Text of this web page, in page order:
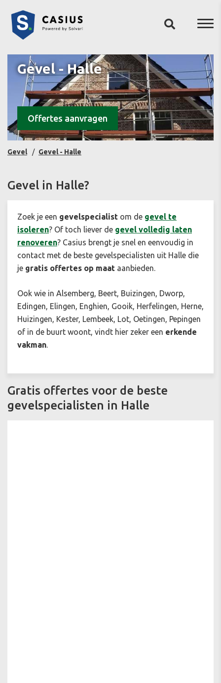
Gevel - Halle
Offertes aanvragen
Gevel Gevel - Halle
Gevel in Halle?
Zoek je een gevelspecialist om de gevel te
isoleren? Of toch liever de gevel volledig laten
renoveren? Casius brengt je snel en eenvoudig in
contact met de beste gevelspecialisten uit Halle die
je gratis offertes op maat aanbieden.
Ook wie in Alsemberg, Beert, Buizingen, Dworp,
Edingen, Elingen, Enghien, Gooik, Herfelingen, Herne,
Huizingen, Kester, Lembeek, Lot, Oetingen, Pepingen
of in de buurt woont, vindt hier zeker een erkende
vakman.
Gratis offertes voor de beste
gevelspecialisten in Halle